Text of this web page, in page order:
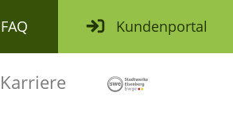
FAQ Kundenportal
Karriere Logo der